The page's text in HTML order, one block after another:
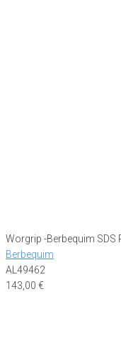
Worgrip -Berbequim SDS
Berbequim
AL49462
143,00 €